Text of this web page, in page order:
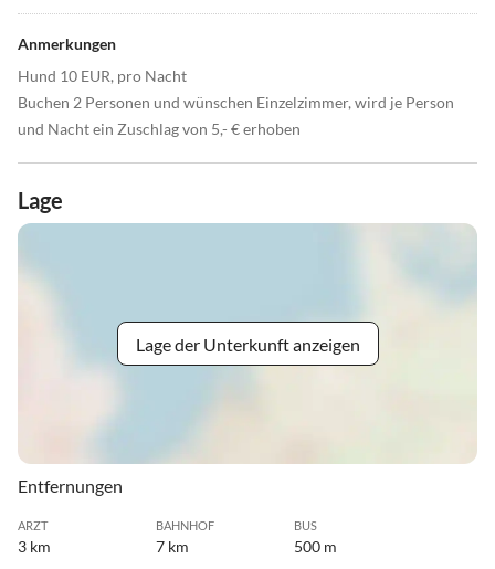
Anmerkungen
Hund 10 EUR, pro Nacht
Buchen 2 Personen und wünschen Einzelzimmer, wird je Person
und Nacht ein Zuschlag von 5,- € erhoben
Lage
Lage der Unterkunft anzeigen
Entfernungen
ARZT
3 km
BAHNHOF
7 km
BUS
500 m